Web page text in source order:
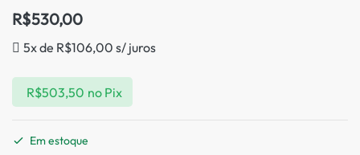
R$530,00
5x de R$106,00 s/ juros
R$503,50 no Pix
Em estoque